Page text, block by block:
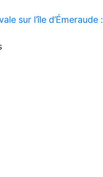
sur l’île d’Émeraude :